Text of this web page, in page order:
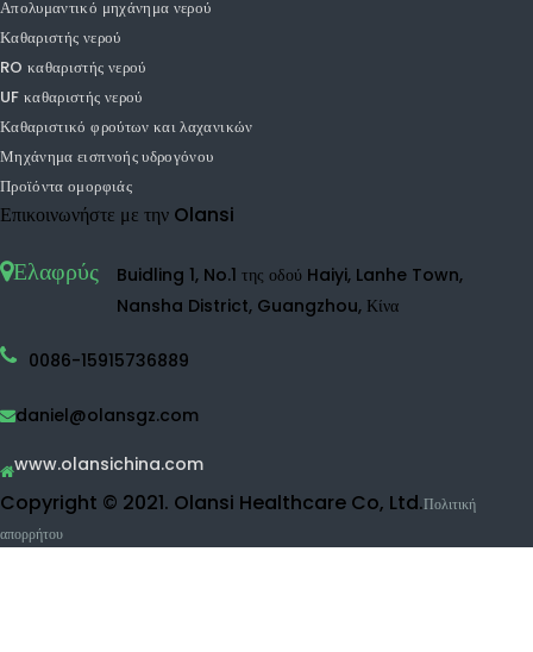
Αρνητικός καθαριστής αέρα ιόντων
Μικρός καθαριστής αέρα
Ο καθαριστής αέρα TVOC
Καθαριστής αέρα HEPA
Αρχική καθαριστής αέρα
UVC καθαριστής αέρα
Ψεκαστήρας υδρογόνου
Μπουκάλι υδρογόνου
Καθαριστής νερού
RO καθαριστής νερού
UF καθαριστής νερού
Καθαριστικό φρούτων και λαχανικών